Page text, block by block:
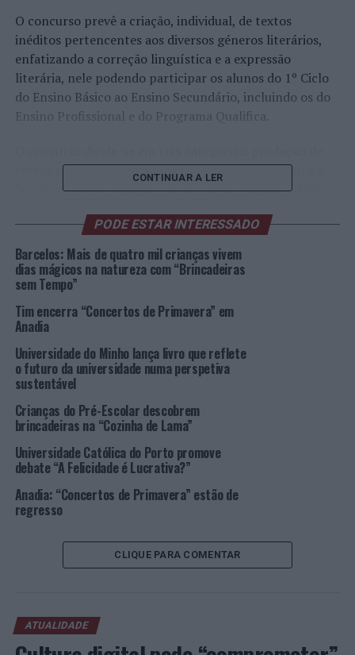
O concurso prevê a criação, individual, de textos
inéditos pertencentes aos diversos géneros literários,
enfatizando a correção linguística e a expressão
literária, nele podendo participar os alunos do 1º Ciclo
do Ensino Básico ao Ensino Secundário, incluindo os do
Ensino Profissional e do Programa Qualifica.
textos pertencentes aos géneros narrativo e lírico e o
“Conto Gustavo Campar”, dedicado ao “mundo mágico
trabalhos apresentados, terá em conta a criatividade e a
correção da linguagem utilizada.
De acordo com as normas do concurso “Ler &
euros, são atribuídos aos estabelecimentos de ensino e
bibliotecas escolares, ou seja, serão investidos na
aquisição de fundo documental e de equipamentos
certificados de participação e cheques-livro no valor de
25 euros.
A data limite para a entrega dos trabalhos é 31 de
março. A divulgação dos vencedores acontecerá no mês
de junho e a entrega dos respetivos prémios terá lugar
da Biblioteca Municipal, no mês de julho, em dia a
divulgar oportunamente.
CONTINUAR A LER
PODE ESTAR INTERESSADO
Barcelos: Mais de quatro mil crianças vivem
dias mágicos na natureza com “Brincadeiras
sem Tempo”
Tim encerra “Concertos de Primavera” em
Anadia
Universidade do Minho lança livro que reflete
o futuro da universidade numa perspetiva
sustentável
Crianças do Pré-Escolar descobrem
brincadeiras na “Cozinha de Lama”
Universidade Católica do Porto promove
debate “A Felicidade é Lucrativa?”
Anadia: “Concertos de Primavera” estão de
regresso
CLIQUE PARA COMENTAR
ATUALIDADE